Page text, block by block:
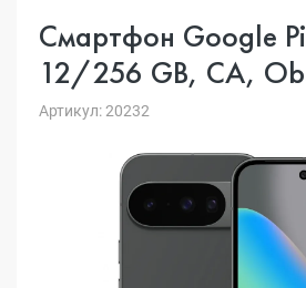
Смартфон Google
12/256 GB, CA,
Артикул: 20232